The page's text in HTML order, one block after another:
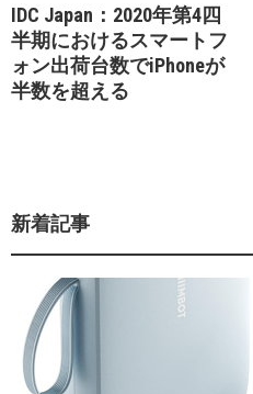
IDC Japan：2020年第4四
半期におけるスマートフ
ォン出荷台数でiPhoneが
半数を超える
新着記事